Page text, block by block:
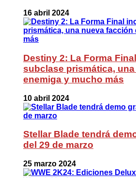
16 abril 2024
Destiny 2: La Forma
subclase prismática,
enemiga y mucho más
10 abril 2024
Stellar Blade tendrá
del 29 de marzo
25 marzo 2024